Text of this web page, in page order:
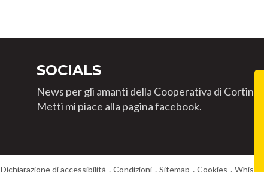
SOCIALS
News per gli amanti della Cooperativa di Cortina.
Metti mi piace alla pagina facebook.
Dichiarazione di accessibilità Condizioni Sitemap Cookies